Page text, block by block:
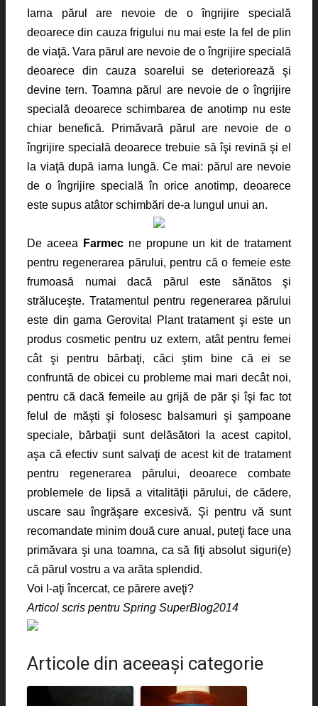
Iarna părul are nevoie de o îngrijire specială
deoarece din cauza frigului nu mai este la fel de plin
de viaţă. Vara părul are nevoie de o îngrijire specială
deoarece din cauza soarelui se deteriorează şi
devine tern. Toamna părul are nevoie de o îngrijire
specială deoarece schimbarea de anotimp nu este
chiar benefică. Primăvară părul are nevoie de o
îngrijire specială deoarece trebuie să îşi revină şi el
la viaţă după iarna lungă. Ce mai: părul are nevoie
de o îngrijire specială în orice anotimp, deoarece
este supus atâtor schimbări de-a lungul unui an.
De aceea Farmec ne propune un kit de tratament
pentru regenerarea părului, pentru că o femeie este
frumoasă numai dacă părul este sănătos şi
străluceşte. Tratamentul pentru regenerarea părului
este din gama Gerovital Plant tratament şi este un
produs cosmetic pentru uz extern, atât pentru femei
cât şi pentru bărbaţi, căci ştim bine că ei se
confruntă de obicei cu probleme mai mari decât noi,
pentru că dacă femeile au grijă de păr şi îşi fac tot
felul de măşti şi folosesc balsamuri şi şampoane
speciale, bărbaţii sunt delăsători la acest capitol,
aşa că efectiv sunt salvaţi de acest kit de tratament
pentru regenerarea părului,
deoarece combate
problemele de lipsă a vitalităţii părului, de cădere,
uscare sau îngrăşare excesivă. Şi pentru vă sunt
recomandate minim două cure anual, puteţi face una
primăvara şi una toamna, ca să fiţi absolut siguri(e)
că părul vostru a va arăta splendid.
Voi l-aţi încercat, ce părere aveţi?
Articol scris pentru Spring SuperBlog2014
Articole din aceeaşi categorie